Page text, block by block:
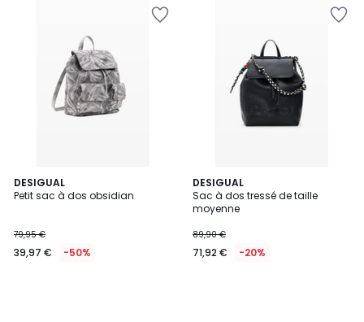
DESIGUAL
Petit sac à dos obsidian
79,95 €
39,97 € -50%
DESIGUAL
Sac à dos tressé de taille
moyenne
89,90 €
71,92 € -20%